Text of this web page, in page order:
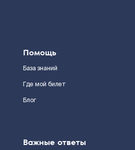
Помощь
База знаний
Где мой билет
Блог
Важные ответы